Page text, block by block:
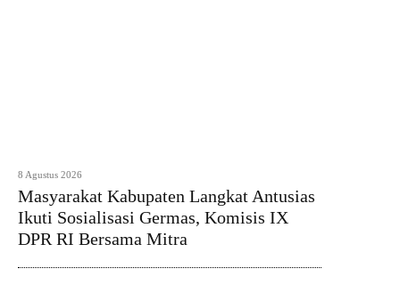
8 Agustus 2026
Masyarakat Kabupaten Langkat Antusias
Ikuti Sosialisasi Germas, Komisis IX
DPR RI Bersama Mitra